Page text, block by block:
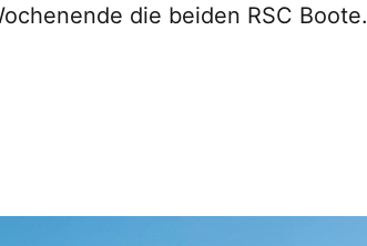
die beiden RSC Boote.